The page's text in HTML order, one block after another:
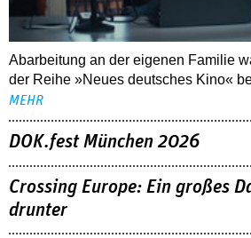
Abarbeitung an der eigenen Familie
der Reihe »Neues deutsches Kino«
MEHR
DOK.fest München 2026
Crossing Europe: Ein großes
drunter